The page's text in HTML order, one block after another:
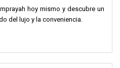
hoy mismo y descubre un
del lujo y la conveniencia.